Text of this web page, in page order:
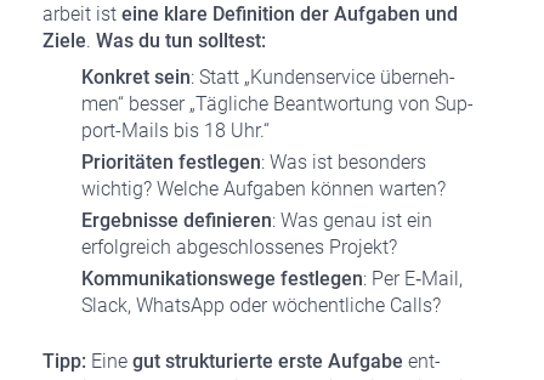
ar­beit ist eine kla­re Defi­ni­ti­on der Auf­ga­ben und
Zie­le. Was du tun soll­test:
Kon­kret sein: Statt „Kun­den­ser­vice über­neh­
men“ bes­ser „Täg­li­che Beant­wor­tung von Sup­
port-Mails bis 18 Uhr.“
Prio­ri­tä­ten fest­le­gen: Was ist beson­ders
wich­tig? Wel­che Auf­ga­ben kön­nen war­ten?
Ergeb­nis­se defi­nie­ren: Was genau ist ein
erfolg­reich abge­schlos­se­nes Pro­jekt?
Kom­mu­ni­ka­ti­ons­we­ge fest­le­gen: Per E‑Mail,
Slack, Whats­App oder wöchent­li­che Calls?
Tipp: Eine gut struk­tu­rier­te ers­te Auf­ga­be ent­